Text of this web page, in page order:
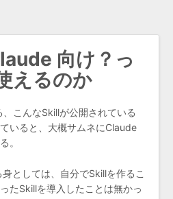
向け？っ
えるのか
こんなSkillが公開されている
いると、大概サムネにClaude
。
としては、自分でSkillを作るこ
たSkillを導入したことは無かっ